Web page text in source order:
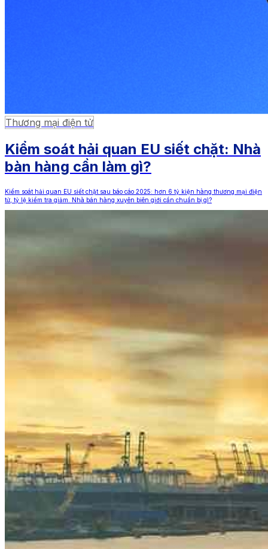
Thương mại điện tử
Kiểm soát hải quan EU siết chặt: Nhà
bàn hàng cần làm gì?
Kiểm soát hải quan EU siết chặt sau báo cáo 2025: hơn 6 tỷ kiện hàng thương mại điện
tử, tỷ lệ kiểm tra giảm. Nhà bán hàng xuyên biên giới cần chuẩn bị gì?